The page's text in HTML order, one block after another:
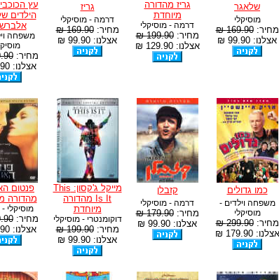
שלאגר
מוסיקלי
מחיר:169.90 ₪
אצלנו: 99.90 ₪
גריז מהדורה
מיוחדת
דרמה - מוסיקלי
מחיר:199.90 ₪
אצלנו: 129.90 ₪
גריז
דרמה - מוסיקלי
מחיר:169.90 ₪
אצלנו: 99.90 ₪
עץ
הילדים
משפחה
מחיר:₪
אצלנו: 79.90 ₪
כמו גדולים
משפחה וילדים -
מוסיקלי
מחיר:299.90 ₪
אצלנו: 179.90 ₪
קזבלן
דרמה - מוסיקלי
מחיר:179.90 ₪
אצלנו: 99.90 ₪
מייקל ג'קסון: This
Is It מהדורה
מיוחדת
דוקומנטרי - מוסיקלי
מחיר:199.90 ₪
אצלנו: 99.90 ₪
פנטום
מהדורה
מוסיקלי
מחיר:₪
אצלנו: 99.90 ₪